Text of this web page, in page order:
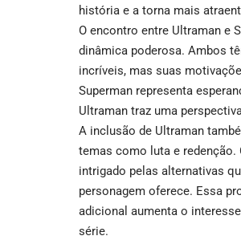
história e a torna mais
O encontro entre Ultraman e
dinâmica poderosa. Ambos
incríveis, mas suas
Superman representa
Ultraman traz uma
A inclusão de Ultraman
temas como luta e redenção.
intrigado pelas alternativas
personagem oferece. Essa
adicional aumenta o
série.